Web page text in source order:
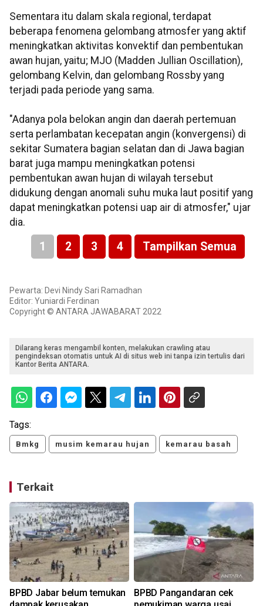
Sementara itu dalam skala regional, terdapat
beberapa fenomena gelombang atmosfer yang aktif
meningkatkan aktivitas konvektif dan pembentukan
awan hujan, yaitu; MJO (Madden Jullian Oscillation),
gelombang Kelvin, dan gelombang Rossby yang
terjadi pada periode yang sama.
"Adanya pola belokan angin dan daerah pertemuan
serta perlambatan kecepatan angin (konvergensi) di
sekitar Sumatera bagian selatan dan di Jawa bagian
barat juga mampu meningkatkan potensi
pembentukan awan hujan di wilayah tersebut
didukung dengan anomali suhu muka laut positif yang
dapat meningkatkan potensi uap air di atmosfer," ujar
dia.
1 2 3 4 Tampilkan Semua
Pewarta: Devi Nindy Sari Ramadhan
Editor: Yuniardi Ferdinan
Copyright © ANTARA JAWABARAT 2022
Dilarang keras mengambil konten, melakukan crawling atau
pengindeksan otomatis untuk AI di situs web ini tanpa izin tertulis dari
Kantor Berita ANTARA.
Tags:
Bmkg musim kemarau hujan kemarau basah
Terkait
BPBD Jabar belum temukan
BPBD Pangandaran cek